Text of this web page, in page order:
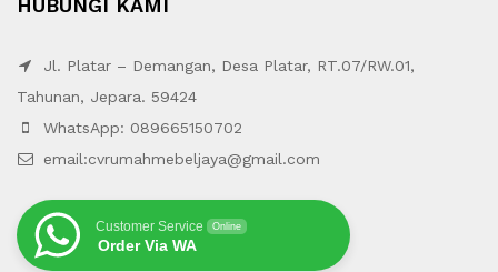
Jl. Platar – Demangan, Desa Platar, RT.07/RW.01,
Tahunan, Jepara. 59424
WhatsApp: 089665150702
email:cvrumahmebeljaya@gmail.com
Customer Service Online
Order Via WA